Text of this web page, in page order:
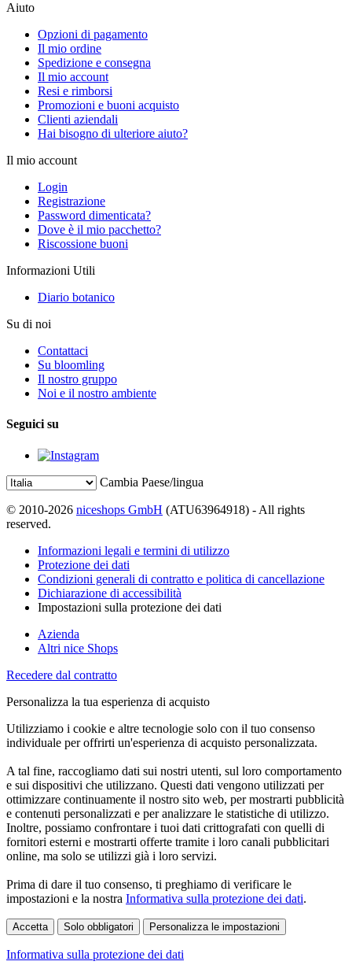
Aiuto
Opzioni di pagamento
Il mio ordine
Spedizione e consegna
Il mio account
Resi e rimborsi
Promozioni e buoni acquisto
Clienti aziendali
Hai bisogno di ulteriore aiuto?
Il mio account
Login
Registrazione
Password dimenticata?
Dove è il mio pacchetto?
Riscossione buoni
Informazioni Utili
Diario botanico
Su di noi
Contattaci
Su bloomling
Il nostro gruppo
Noi e il nostro ambiente
Seguici su
Cambia Paese/lingua
© 2010-2026 niceshops GmbH (ATU63964918) - All rights
reserved.
Informazioni legali e termini di utilizzo
Protezione dei dati
Condizioni generali di contratto e politica di cancellazione
Dichiarazione di accessibilità
Impostazioni sulla protezione dei dati
Azienda
Altri nice Shops
Recedere dal contratto
Personalizza la tua esperienza di acquisto
Utilizziamo i cookie e altre tecnologie solo con il tuo consenso
individuale per offrirti un'esperienza di acquisto personalizzata.
A tal fine, raccogliamo dati sui nostri utenti, sul loro comportamento
e sui dispositivi che utilizzano. Questi dati vengono utilizzati per
ottimizzare continuamente il nostro sito web, per mostrarti pubblicità
e contenuti personalizzati e per analizzare le statistiche di utilizzo.
Inoltre, possiamo confrontare i tuoi dati crittografati con quelli di
fornitori esterni e mostrarti offerte tramite i loro canali pubblicitari
online, ma solo se utilizzi già i loro servizi.
Prima di dare il tuo consenso, ti preghiamo di verificare le
impostazioni e la nostra Informativa sulla protezione dei dati.
Accetta Solo obbligatori Personalizza le impostazioni
Informativa sulla protezione dei dati